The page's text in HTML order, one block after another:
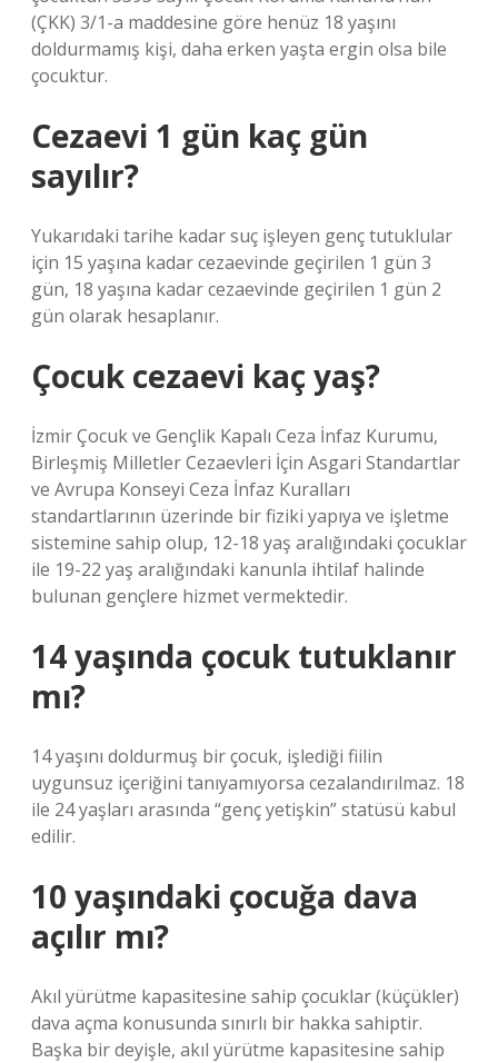
(ÇKK) 3/1-a maddesine göre henüz 18 yaşını
doldurmamış kişi, daha erken yaşta ergin olsa bile
çocuktur.
Cezaevi 1 gün kaç gün
sayılır?
Yukarıdaki tarihe kadar suç işleyen genç tutuklular
için 15 yaşına kadar cezaevinde geçirilen 1 gün 3
gün, 18 yaşına kadar cezaevinde geçirilen 1 gün 2
gün olarak hesaplanır.
Çocuk cezaevi kaç yaş?
İzmir Çocuk ve Gençlik Kapalı Ceza İnfaz Kurumu,
Birleşmiş Milletler Cezaevleri İçin Asgari Standartlar
ve Avrupa Konseyi Ceza İnfaz Kuralları
standartlarının üzerinde bir fiziki yapıya ve işletme
sistemine sahip olup, 12-18 yaş aralığındaki çocuklar
ile 19-22 yaş aralığındaki kanunla ihtilaf halinde
bulunan gençlere hizmet vermektedir.
14 yaşında çocuk tutuklanır
mı?
14 yaşını doldurmuş bir çocuk, işlediği fiilin
uygunsuz içeriğini tanıyamıyorsa cezalandırılmaz. 18
ile 24 yaşları arasında “genç yetişkin” statüsü kabul
edilir.
10 yaşındaki çocuğa dava
açılır mı?
Akıl yürütme kapasitesine sahip çocuklar (küçükler)
dava açma konusunda sınırlı bir hakka sahiptir.
Başka bir deyişle, akıl yürütme kapasitesine sahip